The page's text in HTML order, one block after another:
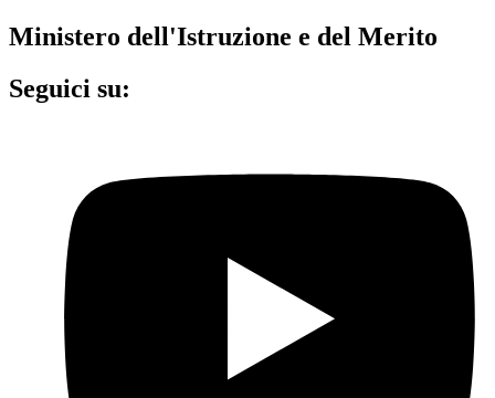
Ministero dell'Istruzione e del Merito
Seguici su: